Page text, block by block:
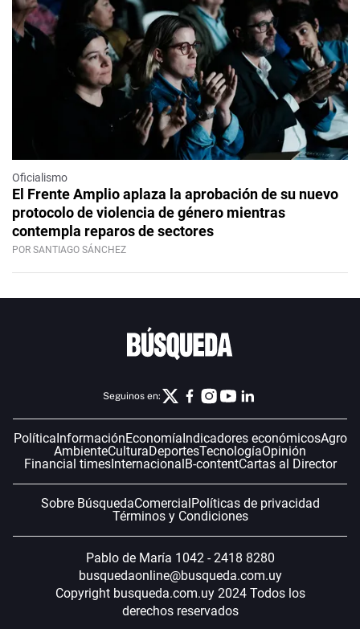
Oficialismo
El Frente Amplio aplaza la aprobación de su nuevo
protocolo de violencia de género mientras
contempla reparos de sectores
POR SANTIAGO SÁNCHEZ
Seguinos en:
PolíticaInformaciónEconomíaIndicadores económicosAgro
AmbienteCulturaDeportesTecnologíaOpinión
Financial timesInternacionalB-contentCartas al Director
Sobre BúsquedaComercialPolíticas de privacidad
Términos y Condiciones
Pablo de María 1042 - 2418 8280
busquedaonline@busqueda.com.uy
Copyright busqueda.com.uy 2024 Todos los
derechos reservados